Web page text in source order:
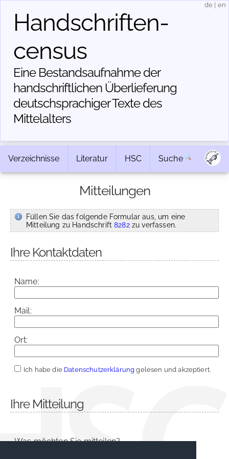
Handschriften­
census
Eine Bestandsaufnahme der
handschriftlichen Über­lieferung
deutschsprachiger Texte des
Mittelalters
de en
Verzeichnisse Literatur HSC Suche
Mitteilungen
Füllen Sie das folgende Formular aus, um eine
Mitteilung zu Handschrift8282zu verfassen.
Ihre Kontaktdaten
Name:
Mail:
Ort:
Ich habe die Datenschutzerklärung gelesen und akzeptiert.
Ihre Mitteilung
Was möchten Sie mitteilen?